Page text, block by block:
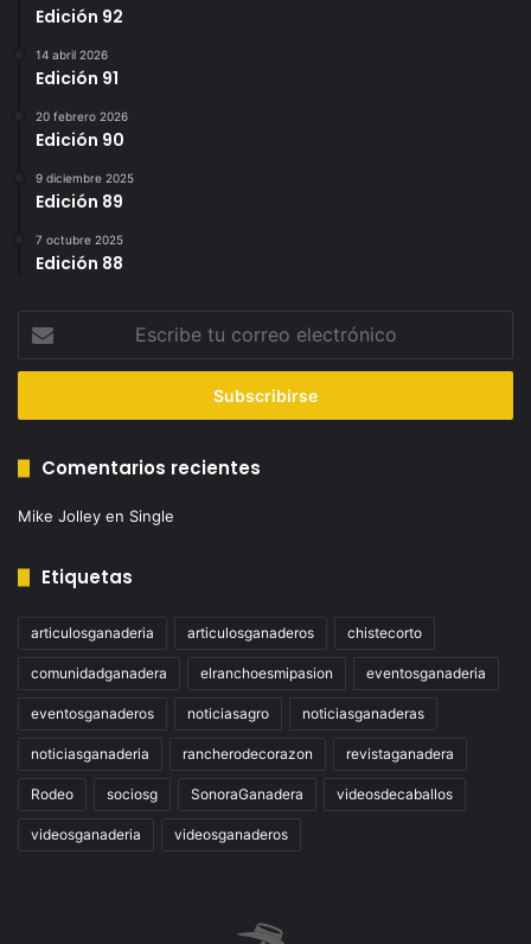
Edición 92
14 abril 2026
Edición 91
20 febrero 2026
Edición 90
9 diciembre 2025
Edición 89
7 octubre 2025
Edición 88
tu
correo
Comentarios recientes
Mike Jolley en Single
Etiquetas
articulosganaderia articulosganaderos chistecorto
comunidadganadera elranchoesmipasion eventosganaderia
eventosganaderos noticiasagro noticiasganaderas
noticiasganaderia rancherodecorazon revistaganadera
Rodeo sociosg SonoraGanadera videosdecaballos
videosganaderia videosganaderos